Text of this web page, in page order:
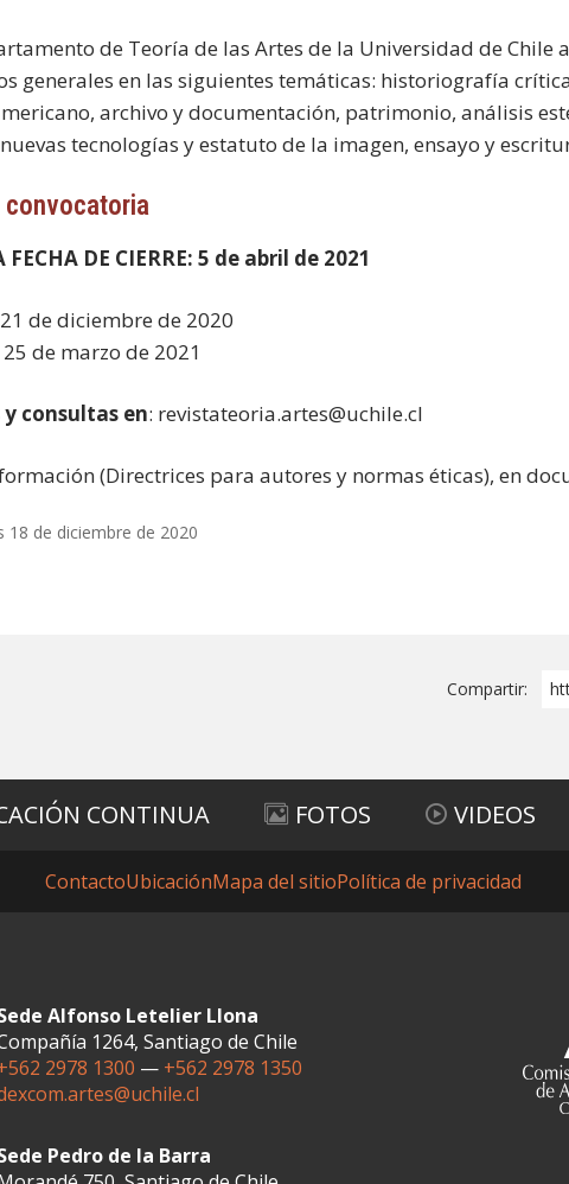
de Teoría de las Artes de la Universidad de
generales en las siguientes temáticas: historiografía
archivo y documentación, patrimonio, análisis
tecnologías y estatuto de la imagen, ensayo y
convocatoria
FECHA DE CIERRE: 5 de abril de 2021
de diciembre de 2020
25 de marzo de 2021
y consultas en: revistateoria.artes@uchile.cl
(Directrices para autores y normas éticas), en
18 de diciembre de 2020
Compartir:
CONTINUA FOTOS VIDEOS
ContactoUbicaciónMapa del sitioPolítica de privacidad
Alfonso Letelier Llona
1264, Santiago de Chile
2978 1300 — +562 2978 1350
Pedro de la Barra